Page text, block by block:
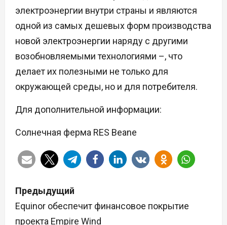
электроэнергии внутри страны и являются
одной из самых дешевых форм производства
новой электроэнергии наряду с другими
возобновляемыми технологиями –, что
делает их полезными не только для
окружающей среды, но и для потребителя.
Для дополнительной информации:
Солнечная ферма RES Beane
Н
а
Предыдущий
Equinor обеспечит финансовое покрытие
проекта Empire Wind